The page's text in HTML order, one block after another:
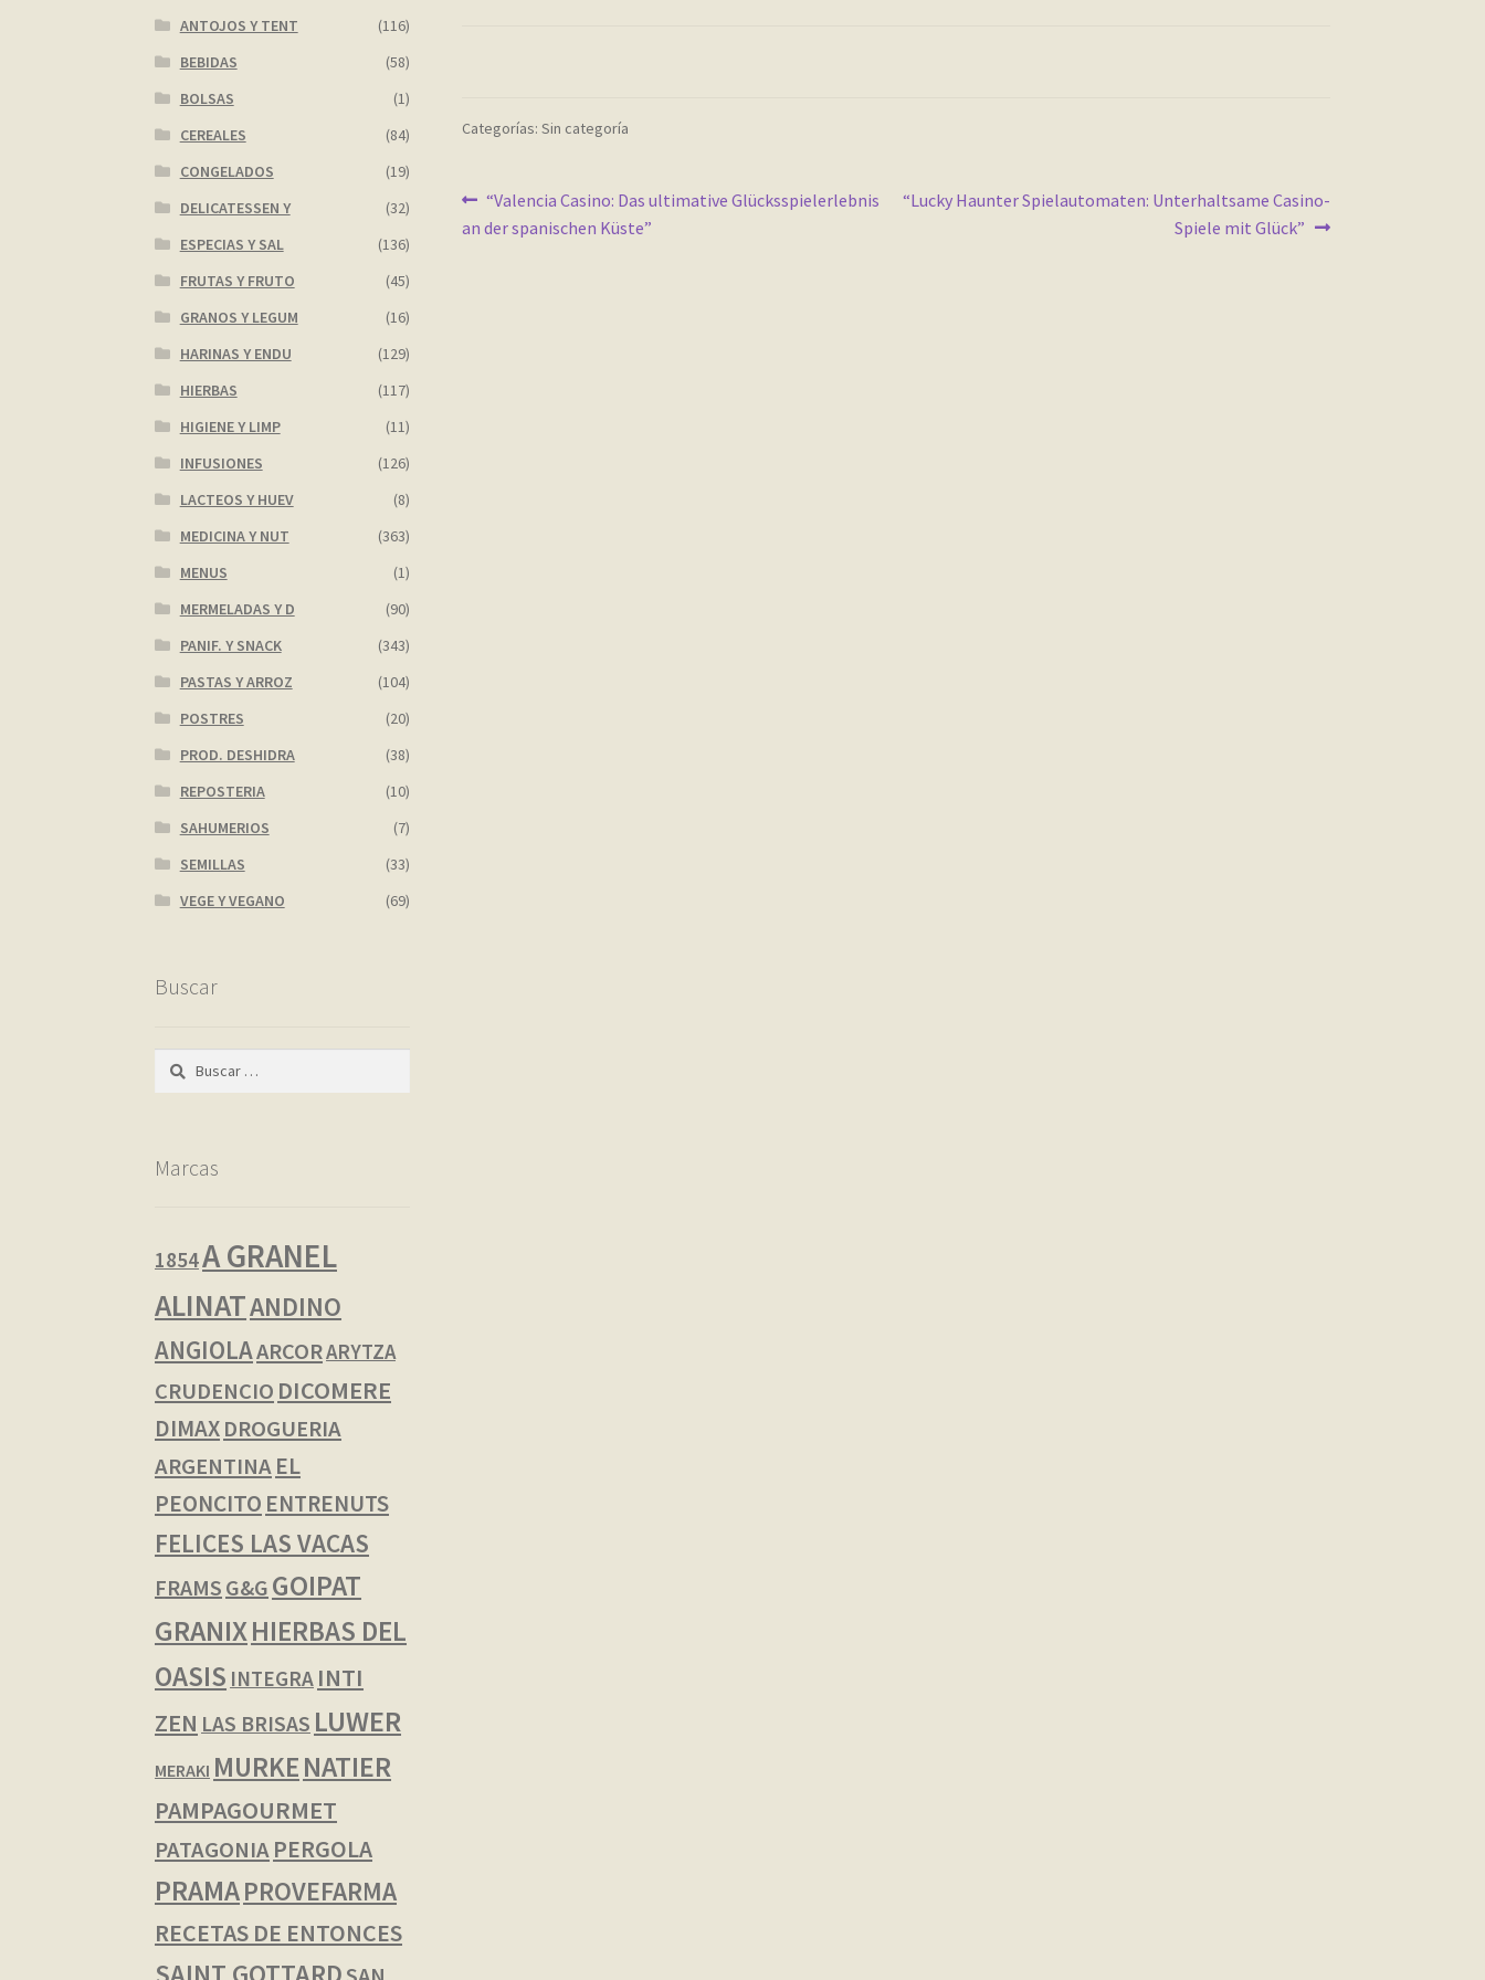
Categorías: Sin categoría
Navegación
de
Anterior:
“Valencia Casino: Das ultimative Glücksspielerlebnis
an der spanischen Küste”
Siguiente:
“Lucky Haunter Spielautomaten: Unterhaltsame Casino-
Spiele mit Glück”
ANTOJOS Y TENT
(116)
BEBIDAS
(58)
BOLSAS
(1)
CEREALES
(84)
CONGELADOS
(19)
DELICATESSEN Y
(32)
ESPECIAS Y SAL
(136)
FRUTAS Y FRUTO
(45)
GRANOS Y LEGUM
(16)
HARINAS Y ENDU
(129)
HIERBAS
(117)
HIGIENE Y LIMP
(11)
INFUSIONES
(126)
LACTEOS Y HUEV
(8)
MEDICINA Y NUT
(363)
MENUS
(1)
MERMELADAS Y D
(90)
PANIF. Y SNACK
(343)
PASTAS Y ARROZ
(104)
POSTRES
(20)
PROD. DESHIDRA
(38)
REPOSTERIA
(10)
SAHUMERIOS
(7)
SEMILLAS
(33)
VEGE Y VEGANO
(69)
Buscar
Buscar:
Marcas
1854A GRANEL
ALINATANDINO
ANGIOLAARCORARYTZA
CRUDENCIO DICOMERE
DIMAXDROGUERIA
ARGENTINAEL
PEONCITO ENTRENUTS
FELICES LAS VACAS
FRAMS G&G GOIPAT
GRANIXHIERBAS DEL
OASIS INTEGRA INTI
ZEN LAS BRISAS LUWER
MERAKI MURKENATIER
PAMPAGOURMET
PATAGONIAPERGOLA
PRAMAPROVEFARMA
RECETAS DE ENTONCES